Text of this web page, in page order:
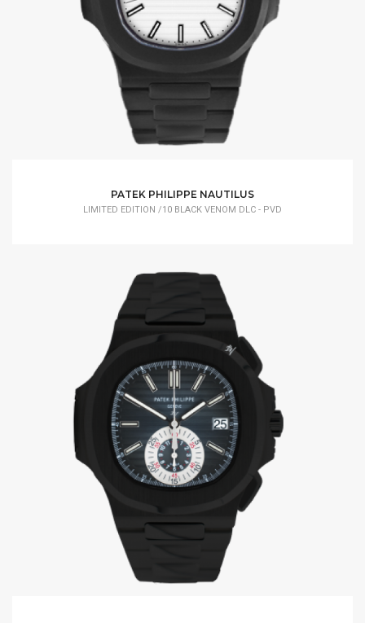
PATEK PHILIPPE NAUTILUS
LIMITED EDITION /10 BLACK VENOM DLC - PVD